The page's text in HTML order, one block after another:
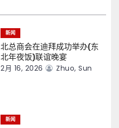
新闻
北总商会在迪拜成功举办(东
北年夜饭)联谊晚宴
2月 16, 2026 Zhuo, Sun
新闻